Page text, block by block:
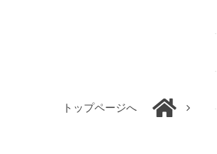
トップページへ